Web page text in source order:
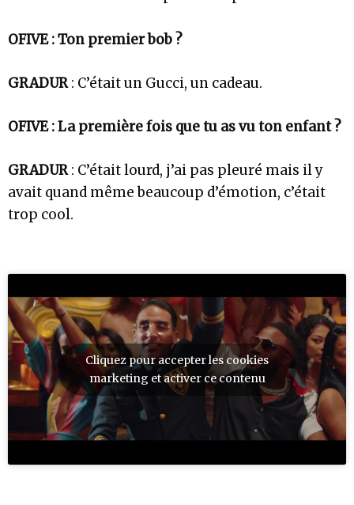
OFIVE : Ton premier bob ?
GRADUR: C’était un Gucci, un cadeau.
OFIVE : La première fois que tu as vu ton enfant ?
GRADUR: C’était lourd, j’ai pas pleuré mais il y
avait quand même beaucoup d’émotion, c’était
trop cool.
Cliquez pour accepter les cookies
marketing et activer ce contenu